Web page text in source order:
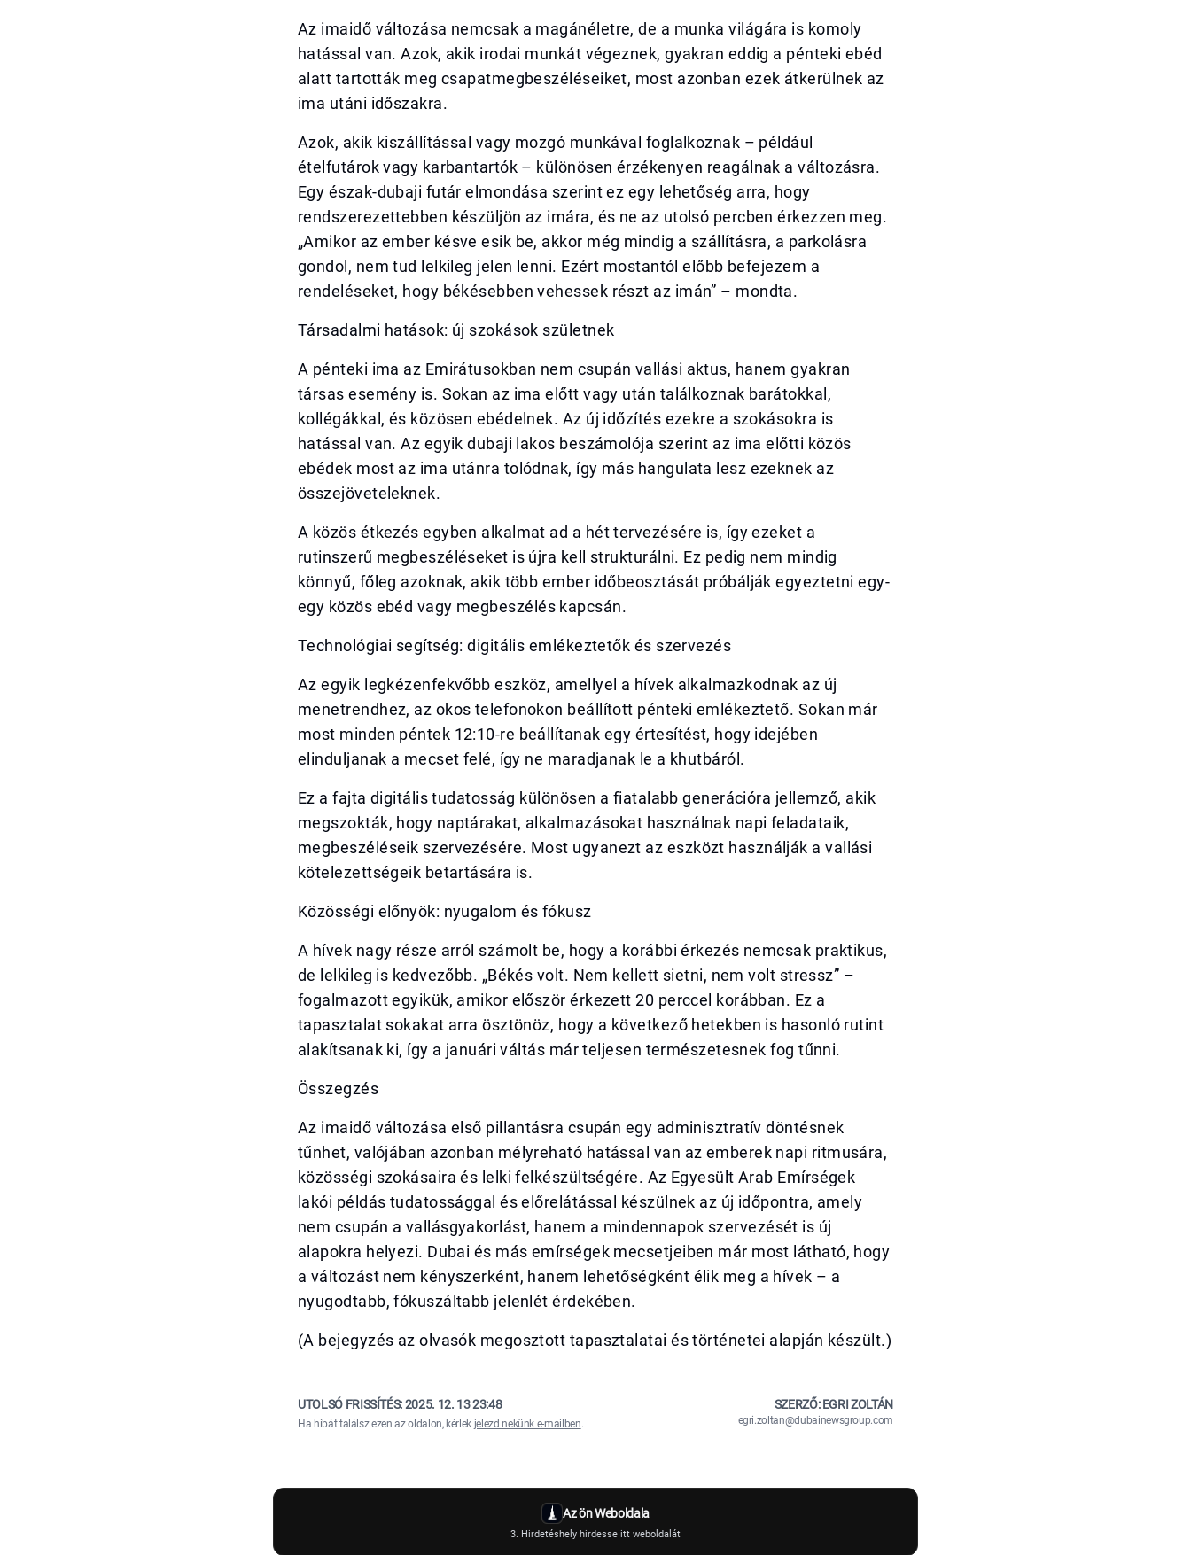
Az imaidő változása nemcsak a magánéletre, de a munka világára is komoly
hatással van. Azok, akik irodai munkát végeznek, gyakran eddig a pénteki ebéd
alatt tartották meg csapatmegbeszéléseiket, most azonban ezek átkerülnek az
ima utáni időszakra.
Azok, akik kiszállítással vagy mozgó munkával foglalkoznak – például
ételfutárok vagy karbantartók – különösen érzékenyen reagálnak a változásra.
Egy észak-dubaji futár elmondása szerint ez egy lehetőség arra, hogy
rendszerezettebben készüljön az imára, és ne az utolsó percben érkezzen meg.
„Amikor az ember késve esik be, akkor még mindig a szállításra, a parkolásra
gondol, nem tud lelkileg jelen lenni. Ezért mostantól előbb befejezem a
rendeléseket, hogy békésebben vehessek részt az imán” – mondta.
Társadalmi hatások: új szokások születnek
A pénteki ima az Emirátusokban nem csupán vallási aktus, hanem gyakran
társas esemény is. Sokan az ima előtt vagy után találkoznak barátokkal,
kollégákkal, és közösen ebédelnek. Az új időzítés ezekre a szokásokra is
hatással van. Az egyik dubaji lakos beszámolója szerint az ima előtti közös
ebédek most az ima utánra tolódnak, így más hangulata lesz ezeknek az
összejöveteleknek.
A közös étkezés egyben alkalmat ad a hét tervezésére is, így ezeket a
rutinszerű megbeszéléseket is újra kell strukturálni. Ez pedig nem mindig
könnyű, főleg azoknak, akik több ember időbeosztását próbálják egyeztetni egy-
egy közös ebéd vagy megbeszélés kapcsán.
Technológiai segítség: digitális emlékeztetők és szervezés
Az egyik legkézenfekvőbb eszköz, amellyel a hívek alkalmazkodnak az új
menetrendhez, az okos telefonokon beállított pénteki emlékeztető. Sokan már
most minden péntek 12:10-re beállítanak egy értesítést, hogy idejében
elinduljanak a mecset felé, így ne maradjanak le a khutbáról.
Ez a fajta digitális tudatosság különösen a fiatalabb generációra jellemző, akik
megszokták, hogy naptárakat, alkalmazásokat használnak napi feladataik,
megbeszéléseik szervezésére. Most ugyanezt az eszközt használják a vallási
kötelezettségeik betartására is.
Közösségi előnyök: nyugalom és fókusz
A hívek nagy része arról számolt be, hogy a korábbi érkezés nemcsak praktikus,
de lelkileg is kedvezőbb. „Békés volt. Nem kellett sietni, nem volt stressz” –
fogalmazott egyikük, amikor először érkezett 20 perccel korábban. Ez a
tapasztalat sokakat arra ösztönöz, hogy a következő hetekben is hasonló rutint
alakítsanak ki, így a januári váltás már teljesen természetesnek fog tűnni.
Összegzés
Az imaidő változása első pillantásra csupán egy adminisztratív döntésnek
tűnhet, valójában azonban mélyreható hatással van az emberek napi ritmusára,
közösségi szokásaira és lelki felkészültségére. Az Egyesült Arab Emírségek
lakói példás tudatossággal és előrelátással készülnek az új időpontra, amely
nem csupán a vallásgyakorlást, hanem a mindennapok szervezését is új
alapokra helyezi. Dubai és más emírségek mecsetjeiben már most látható, hogy
a változást nem kényszerként, hanem lehetőségként élik meg a hívek – a
nyugodtabb, fókuszáltabb jelenlét érdekében.
(A bejegyzés az olvasók megosztott tapasztalatai és történetei alapján készült.)
UTOLSÓ FRISSÍTÉS:2025. 12. 13 23:48
Ha hibát találsz ezen az oldalon, kérlek jelezd nekünk e-mailben.
SZERZŐ: EGRI ZOLTÁN
egri.zoltan@dubainewsgroup.com
Az ön Weboldala
3. Hirdetéshely hirdesse itt weboldalát